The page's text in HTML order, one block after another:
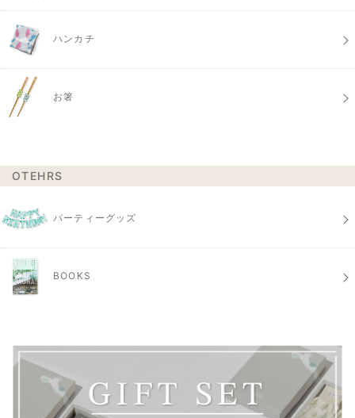
ハンカチ
お箸
OTEHRS
パーティーグッズ
BOOKS